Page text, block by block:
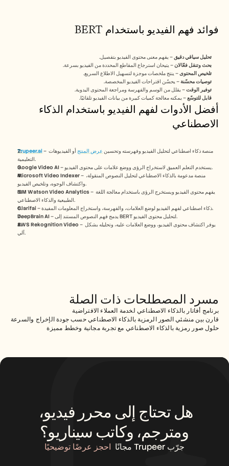
فوائد فهم الفيديو باستخدام BERT
تحليل سياقي دقيق – يفهم معنى محتوى الفيديو بتفصيل.
بحث وتنقل فعّالان – يتيحان استرجاع المقاطع المحددة من الفيديو بسرعة.
تلخيص المحتوى – ينتج ملخصات موجزة لتسهيل الاطلاع السريع.
توصيات محسّنة – يحسّن اقتراحات الفيديو المخصصة.
توفير الوقت – يقلل من الوسم والفهرسة ومراجعة المحتوى اليدوية.
قابل للتوسّع – يمكنه معالجة كميات كبيرة من بيانات الفيديو تلقائيًا.
الاصطناعي
Trupeer.ai – منصة ذكاء اصطناعي لتحليل الفيديو وفهرسته وتحسين عرض المنتج
التعليمية.
Google Video AI
– يستخدم التعلم العميق لاستخراج الرؤى ووضع علامات على محتوى الفيديو.
Microsoft Video Indexer – منصة مدعومة بالذكاء الاصطناعي لتحليل النصوص المنقولة،
واكتشاف الوجوه، وتلخيص الفيديو.
IBM Watson Video Analytics – يفهم محتوى الفيديو ويستخرج الرؤى باستخدام معالجة اللغة
الطبيعية والذكاء الاصطناعي.
Clarifai
– ذكاء اصطناعي لفهم الفيديو لوضع العلامات، والفهرسة، واستخراج المعلومات المفيدة.
DeepBrain AI
– يدمج فهم النصوص المستند إلى BERT لتحليل محتوى الفيديو.
AWS Rekognition Video – يوفر اكتشاف محتوى الفيديو، ووضع العلامات عليه، وتحليله بشكل
آلي.
مسرد المصطلحات ذات الصلة
برنامج أفاتار بالذكاء الاصطناعي لخدمة العملاء الافتراضية
قارن بين منشئي الصور الرمزية بالذكاء الاصطناعي حسب جودة الإخراج والسرعة
حلول صور رمزية بالذكاء الاصطناعي مع تجربة مجانية وخطط مميزة
ومترجم، وكاتب سيناريو؟
جرّب Trupeer مجانًا احجز عرضًا توضيحيًا
ابدأ التجربة المجانية